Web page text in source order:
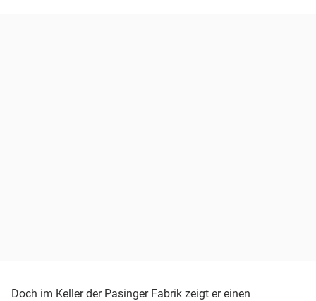
Doch im Keller der Pasinger Fabrik zeigt er einen